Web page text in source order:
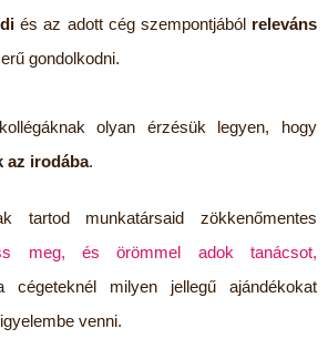
és az adott cég szempontjából releváns
gondolkodni.
olyan érzésük legyen, hogy
az irodába.
tartod munkatársaid zökkenőmentes
meg, és örömmel adok tanácsot,
milyen jellegű ajándékokat
venni.